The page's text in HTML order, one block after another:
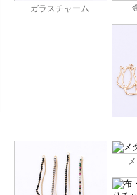
ガラスチャーム